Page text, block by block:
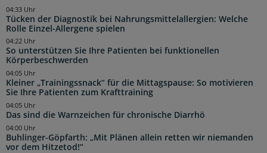
Tücken der Diagnostik bei Nahrungsmittelallergien: Welche
Rolle Einzel-Allergene spielen
04:33 Uhr
So unterstützen Sie Ihre Patienten bei funktionellen
Körperbeschwerden
04:22 Uhr
Kleiner „Trainingssnack“ für die Mittagspause: So motivieren
Sie Ihre Patienten zum Krafttraining
04:05 Uhr
Das sind die Warnzeichen für chronische Diarrhö
04:05 Uhr
Buhlinger-Göpfarth: „Mit Plänen allein retten wir niemanden
vor dem Hitzetod!“
04:00 Uhr